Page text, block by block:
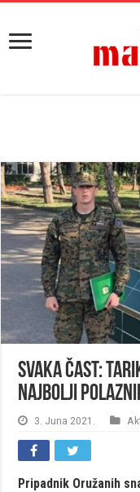
Svaka čast:
najbolji
3. Juna 2021.
Pripadnik Oružanih